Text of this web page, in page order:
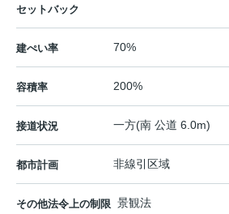
セットバック
建ぺい率 70%
容積率 200%
接道状況 一方(南 公道 6.0m)
都市計画 非線引区域
その他法令上の制限 景観法